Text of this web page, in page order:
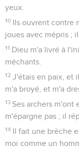
yeux.
10 Ils ouvrent contre
joues avec mépris ;
11 Dieu m'a livré à
méchants.
12 J'étais en paix, et
m'a broyé, et m'a
13 Ses archers m'ont
m'épargne pas ; il
14 Il fait une brèche
moi comme un